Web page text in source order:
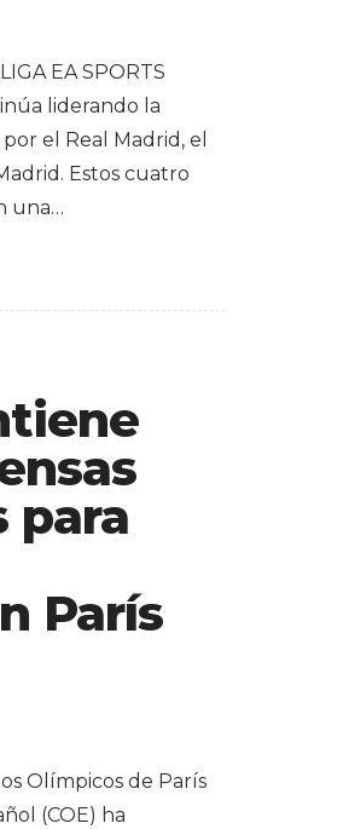
EA SPORTS
liderando la
el Real Madrid, el
Estos cuatro
una…
para
París
Olímpicos de París
(COE) ha